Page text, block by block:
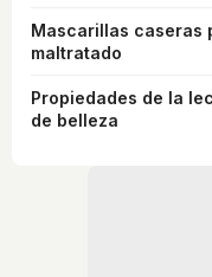
Mascarillas caseras
maltratado
Propiedades de la
de belleza